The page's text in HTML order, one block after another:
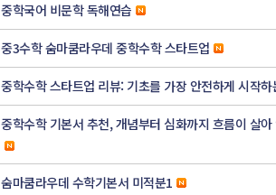
중학국어 비문학 독해연습
중3수학 숨마쿰라우데 중학수학 스타트업
중학수학 스타트업 리뷰: 기초를 가장 안전하게 시작하
중학수학 기본서 추천, 개념부터 심화까지 흐름이 살아
숨마쿰라우데 수학기본서 미적분1